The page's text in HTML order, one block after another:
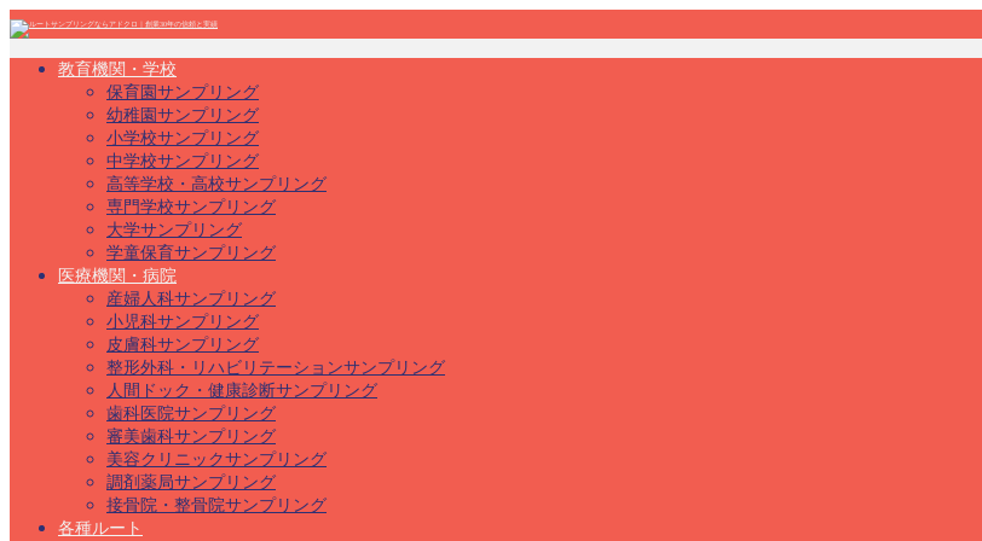
教育機関・学校
保育園サンプリング
幼稚園サンプリング
小学校サンプリング
中学校サンプリング
高等学校・高校サンプリング
専門学校サンプリング
大学サンプリング
学童保育サンプリング
医療機関・病院
産婦人科サンプリング
小児科サンプリング
皮膚科サンプリング
整形外科・リハビリテーションサンプリング
人間ドック・健康診断サンプリング
歯科医院サンプリング
審美歯科サンプリング
美容クリニックサンプリング
調剤薬局サンプリング
接骨院・整骨院サンプリング
各種ルート